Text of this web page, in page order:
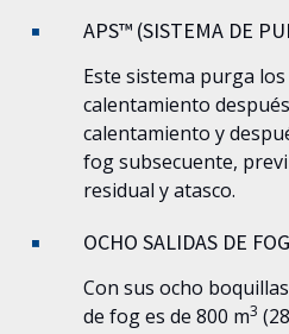
APS™ (SISTEMA DE
Este sistema purga
calentamiento
calentamiento y
fog subsecuente,
residual y atasco.
OCHO SALIDAS DE FOG
Con sus ocho
de fog es de 800 m3